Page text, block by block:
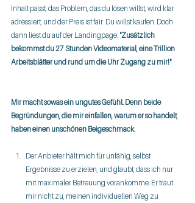
Inhalt passt, das Problem, das du lösen willst, wird klar
adressiert, und der Preis ist fair. Du willst kaufen. Doch
dann liest du auf der Landingpage: "Zusätzlich
bekommst du 27 Stunden Videomaterial, eine Trillion
Arbeitsblätter und rund um die Uhr Zugang zu mir!"
Mir macht sowas ein ungutes Gefühl. Denn beide
Begründungen, die mir einfallen, warum er so handelt,
haben einen unschönen Beigeschmack.
Der Anbieter hält mich für unfähig, selbst
Ergebnisse zu erzielen, und glaubt, dass ich nur
mit maximaler Betreuung vorankomme. Er traut
mir nicht zu, meinen individuellen Weg zu